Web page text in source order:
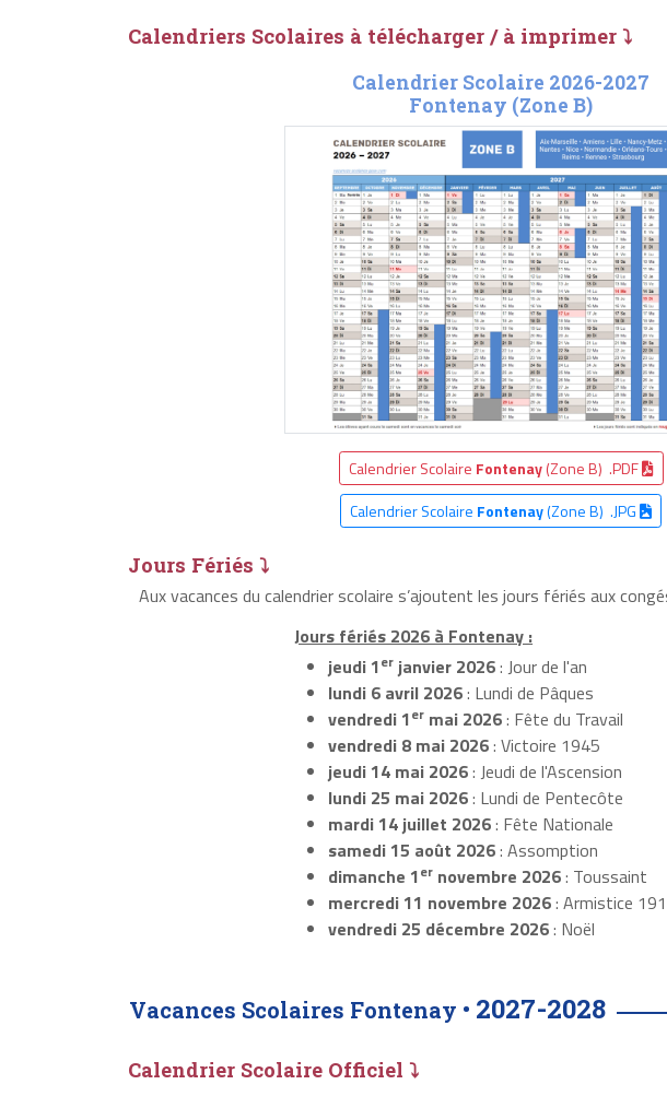
Calendriers Scolaires à télécharger / à imprimer ⤵
Calendrier Scolaire 2026-2027
Fontenay (Zone B)
Calendrier Scolaire Fontenay(Zone B) .PDF
Calendrier Scolaire Fontenay(Zone B) .JPG
Jours Fériés ⤵
Aux vacances du calendrier scolaire s’ajoutent les jours fériés aux
Jours fériés 2026 à Fontenay :
jeudi 1erjanvier 2026: Jour de l'an
lundi 6 avril 2026: Lundi de Pâques
vendredi 1ermai 2026: Fête du Travail
vendredi 8 mai 2026: Victoire 1945
jeudi 14 mai 2026: Jeudi de l'Ascension
lundi 25 mai 2026: Lundi de Pentecôte
mardi 14 juillet 2026: Fête Nationale
samedi 15 août 2026: Assomption
dimanche 1ernovembre 2026: Toussaint
mercredi 11 novembre 2026: Armistice
vendredi 25 décembre 2026: Noël
Vacances Scolaires Fontenay • 2027-2028
Calendrier Scolaire Officiel ⤵